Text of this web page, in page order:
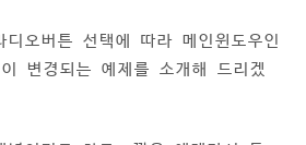
오버튼 선택에 따라 메인윈도우인
변경되는 예제를 소개해 드리겠